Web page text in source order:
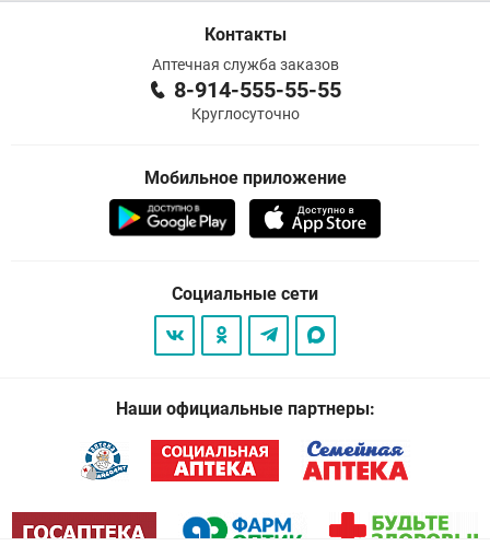
Контакты
Аптечная служба заказов
8-914-555-55-55
Круглосуточно
Мобильное приложение
Социальные сети
Наши официальные партнеры: